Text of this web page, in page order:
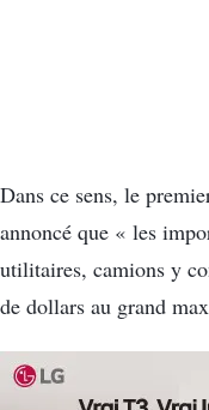
Dans ce sens, le
annoncé que « les
utilitaires, camions y
de dollars au grand